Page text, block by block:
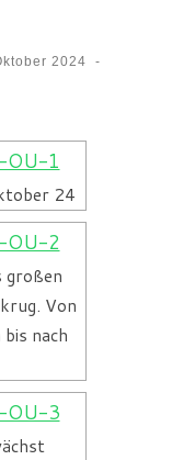
2024
-
24
großen
Von
nach